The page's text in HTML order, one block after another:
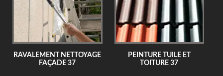
RAVALEMENT NETTOYAGE
FAÇADE 37
PEINTURE TUILE ET
TOITURE 37